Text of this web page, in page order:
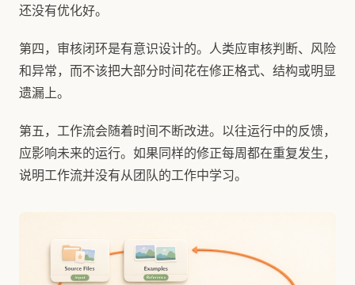
还没有优化好。
第四，审核闭环是有意识设计的。人类应审核判断、风险
和异常，而不该把大部分时间花在修正格式、结构或明显
遗漏上。
第五，工作流会随着时间不断改进。以往运行中的反馈，
应影响未来的运行。如果同样的修正每周都在重复发生，
说明工作流并没有从团队的工作中学习。